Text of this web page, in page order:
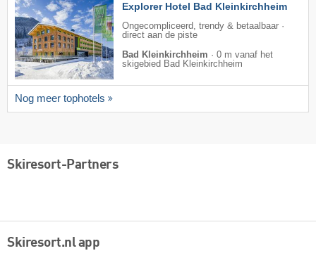
Explorer Hotel Bad Kleinkirchheim
Ongecompliceerd, trendy & betaalbaar ·
direct aan de piste
Bad Kleinkirchheim · 0 m vanaf het
skigebied Bad Kleinkirchheim
Nog meer tophotels
Skiresort-Partners
Skiresort.nl app